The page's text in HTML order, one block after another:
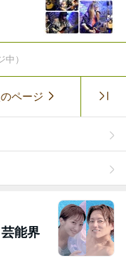
中）
ページ
能界